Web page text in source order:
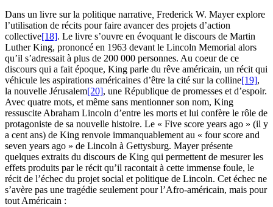
Dans un livre sur la politique narrative Frederick W. Mayer explore
l’utilisation de récits pour faire avancer des projets d’action
collective[18]. Le livre s’ouvre en évoquant le discours de Martin
Luther King, prononcé en 1963 devant le Lincoln Memorial alors
qu’il s’adressait à plus de 200 000 personnes. Au coeur de ce
discours qui a fait époque, King parle du rêve américain, un récit qui
véhicule les aspirations américaines d’être la cité sur la colline[19],
la nouvelle Jérusalem[20], une République de promesses et d’espoir.
Avec quatre mots, et même sans mentionner son nom, King
ressuscite Abraham Lincoln d’entre les morts et lui confère le rôle de
protagoniste de sa nouvelle histoire. Le « Five score years ago » (il y
a cent ans) de King renvoie immanquablement au « four score and
seven years ago » de Lincoln à Gettysburg. Mayer présente
quelques extraits du discours de King qui permettent de mesurer les
effets produits par le récit qu’il racontait à cette immense foule, le
récit de l’échec du projet social et politique de Lincoln. Cet échec ne
s’avère pas une tragédie seulement pour l’Afro-américain, mais pour
tout Américain :